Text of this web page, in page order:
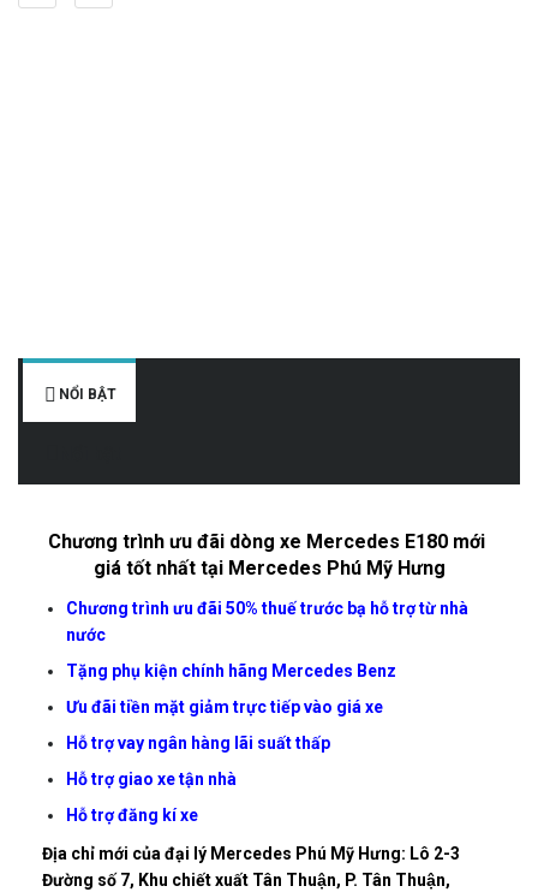
NỔI BẬT
Chương trình ưu đãi dòng xe Mercedes E180 mới
giá tốt nhất tại Mercedes Phú Mỹ Hưng
Chương trình ưu đãi 50% thuế trước bạ hỗ trợ từ nhà
nước
Tặng phụ kiện chính hãng Mercedes Benz
Ưu đãi tiền mặt giảm trực tiếp vào giá xe
Hỗ trợ vay ngân hàng lãi suất thấp
Hỗ trợ giao xe tận nhà
Hỗ trợ đăng kí xe
Địa chỉ mới của đại lý Mercedes Phú Mỹ Hưng: Lô 2-3
Đường số 7, Khu chiết xuất Tân Thuận, P. Tân Thuận,